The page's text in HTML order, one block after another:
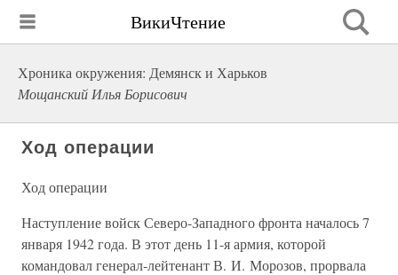
ВикиЧтение
Хроника окружения: Демянск и Харьков
Мощанский Илья Борисович
Ход операции
Ход операции
Наступление войск Северо-Западного фронта началось 7
января 1942 года. В этот день 11-я армия, которой
командовал генерал-лейтенант В. И. Морозов, прорвала